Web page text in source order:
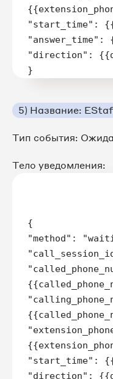
"start_time":
"answer_time":
"direction":
}
5) Название:
Тип события:
Тело уведомления:
{
"method":
"start_time":
"direction":